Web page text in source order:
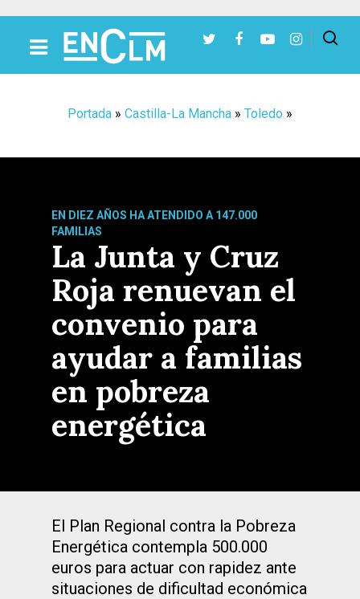
Portada » Castilla-La Mancha » Toledo »
EN DIEZ AÑOS HA ATENDIDO A 147.000
FAMILIAS
La Junta y Cruz
Roja renuevan el
convenio para
ayudar a familias
en pobreza
energética
El Plan Regional contra la Pobreza
Energética contempla 500.000
euros para actuar con rapidez ante
situaciones de dificultad económica